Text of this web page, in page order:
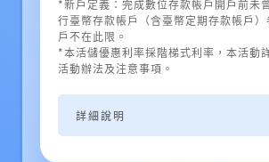
*新戶定義：完成數位存款帳戶開戶前未
行臺幣存款帳戶（含臺幣定期存款帳戶
戶不在此限。
*本活儲優惠利率採階梯式利率，本活動
活動辦法及注意事項。
詳細說明